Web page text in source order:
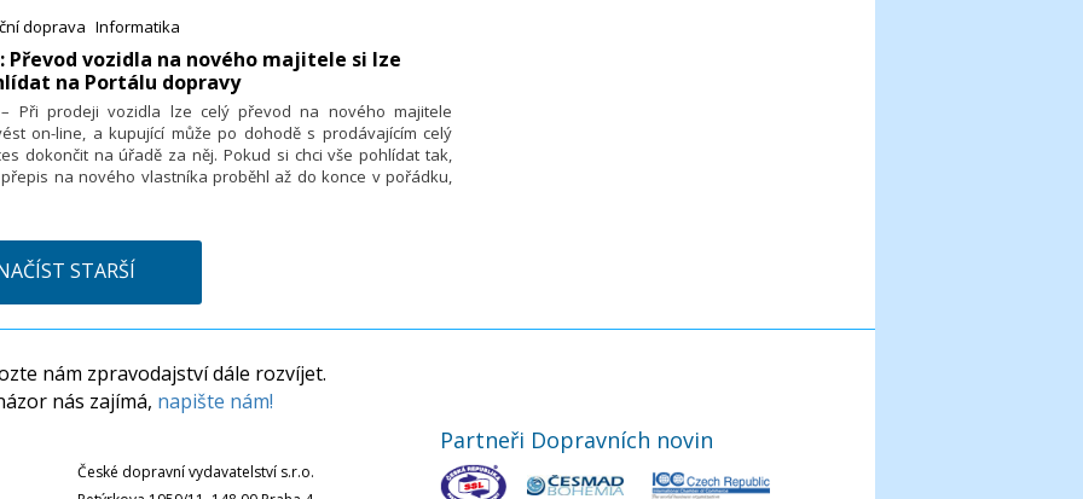
mezinárodní expanze.
doprava Informatika
Převod vozidla na nového majitele si lze
na Portálu dopravy
– Při prodeji vozidla lze celý převod na nového majitele
on-line, a kupující může po dohodě s prodávajícím celý
dokončit na úřadě za něj. Pokud si chci vše pohlídat tak,
na nového vlastníka proběhl až do konce v pořádku,
a předejde tak tomu, že je i po prodeji auta stále ještě
v registru vozidel jako jeho provozovatel či vlastník.
na to Ministerstvo dopravy.
STARŠÍ
nám zpravodajství dále rozvíjet.
nás zajímá, napište nám!
České dopravní vydavatelství s.r.o.
Partneři Dopravních novin